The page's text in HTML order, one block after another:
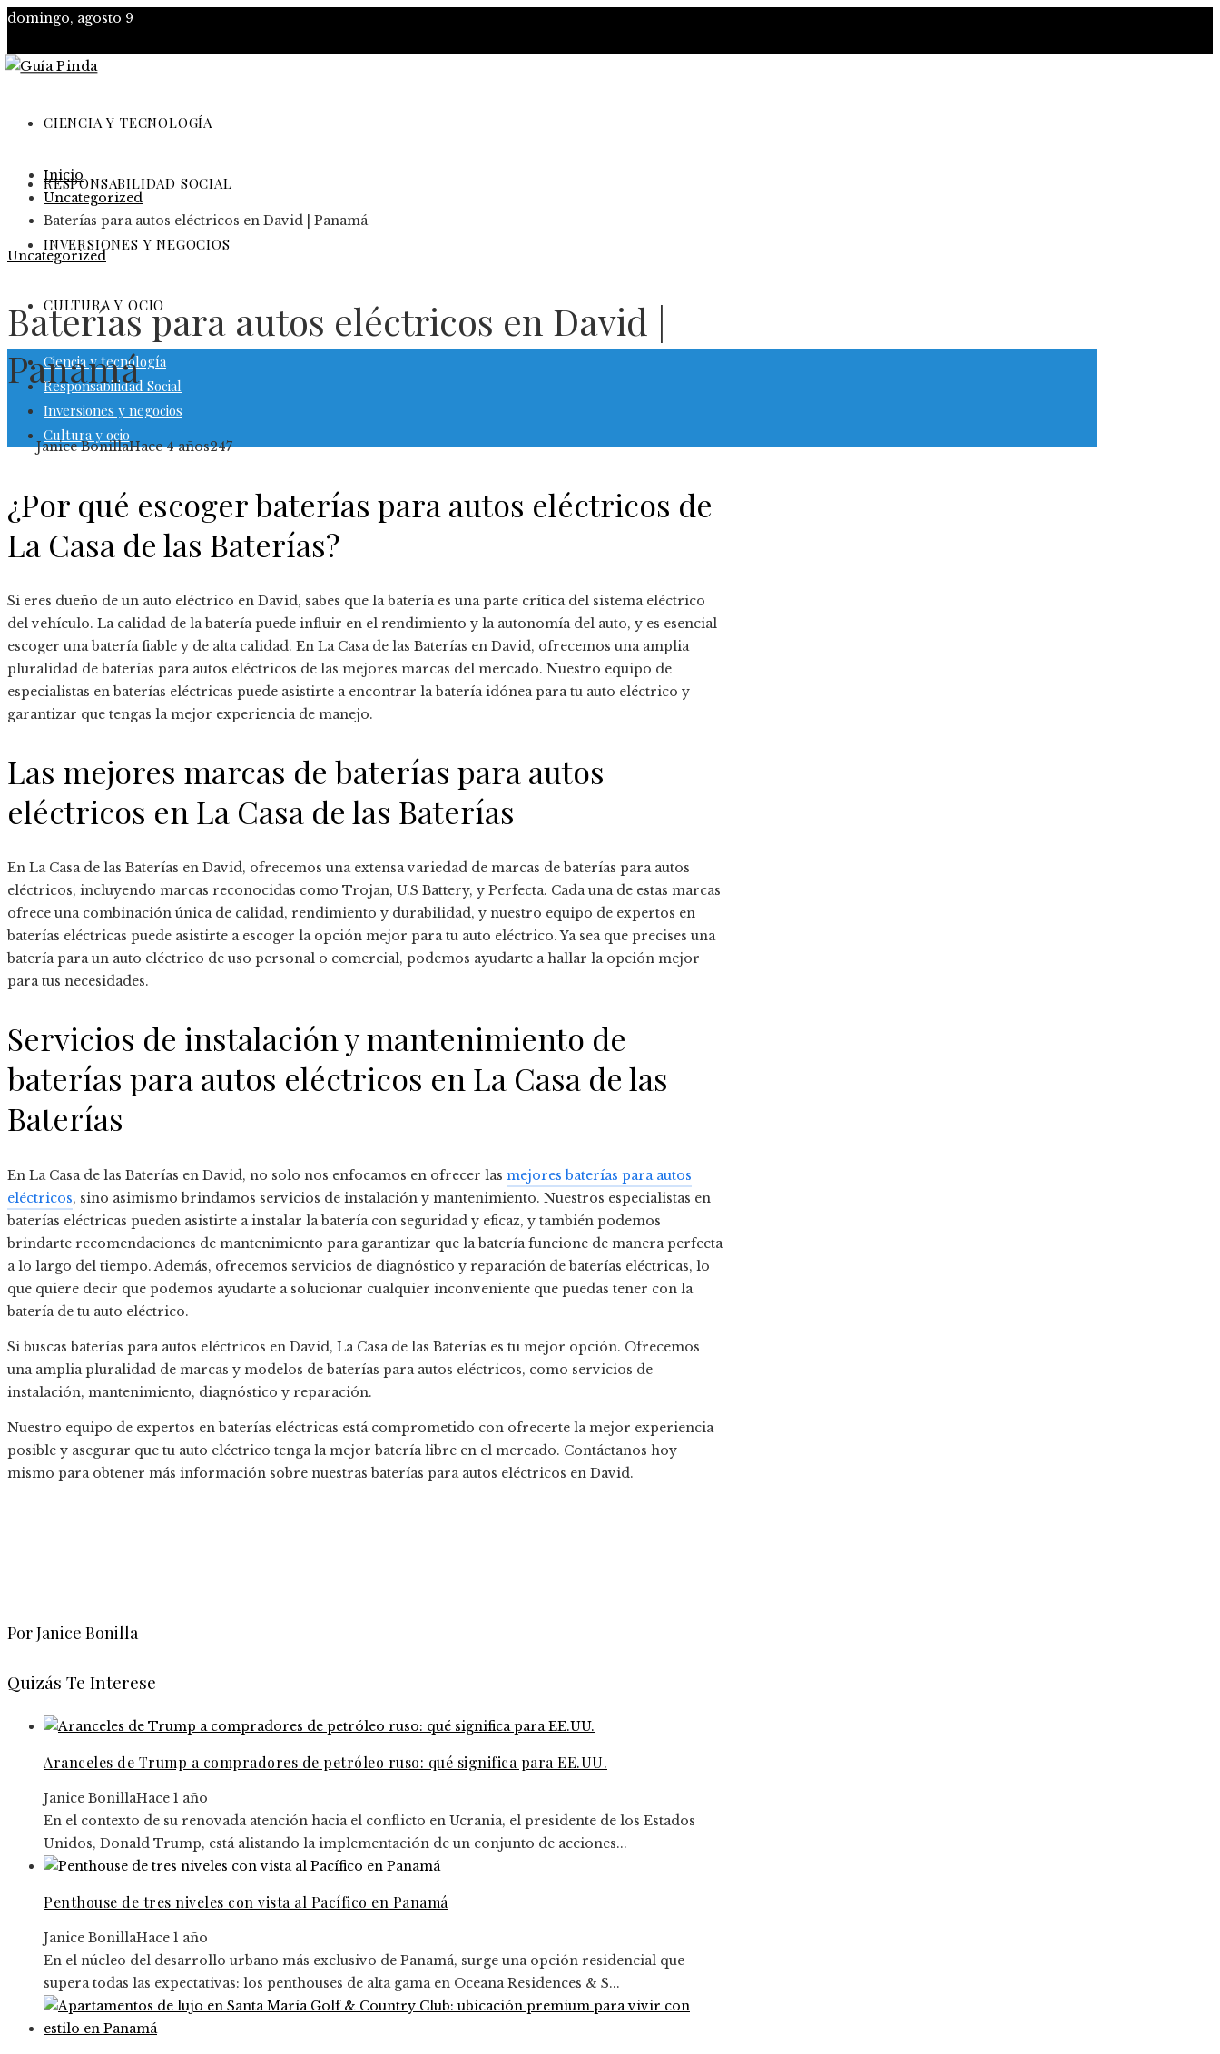
domingo, agosto 9
CIENCIA Y TECNOLOGÍA
RESPONSABILIDAD SOCIAL
INVERSIONES Y NEGOCIOS
CULTURA Y OCIO
Ciencia y tecnología
Responsabilidad Social
Inversiones y negocios
Cultura y ocio
Inicio
Uncategorized
Baterías para autos eléctricos en David | Panamá
Uncategorized
Baterías para autos eléctricos en David |
Panamá
Janice BonillaHace 4 años247
¿Por qué escoger baterías para autos eléctricos de
La Casa de las Baterías?
Si eres dueño de un auto eléctrico en David, sabes que la batería es una parte crítica del sistema eléctrico
del vehículo. La calidad de la batería puede influir en el rendimiento y la autonomía del auto, y es esencial
escoger una batería fiable y de alta calidad. En La Casa de las Baterías en David, ofrecemos una amplia
pluralidad de baterías para autos eléctricos de las mejores marcas del mercado. Nuestro equipo de
especialistas en baterías eléctricas puede asistirte a encontrar la batería idónea para tu auto eléctrico y
garantizar que tengas la mejor experiencia de manejo.
Las mejores marcas de baterías para autos
eléctricos en La Casa de las Baterías
En La Casa de las Baterías en David, ofrecemos una extensa variedad de marcas de baterías para autos
eléctricos, incluyendo marcas reconocidas como Trojan, U.S Battery, y Perfecta. Cada una de estas marcas
ofrece una combinación única de calidad, rendimiento y durabilidad, y nuestro equipo de expertos en
baterías eléctricas puede asistirte a escoger la opción mejor para tu auto eléctrico. Ya sea que precises una
batería para un auto eléctrico de uso personal o comercial, podemos ayudarte a hallar la opción mejor
para tus necesidades.
Servicios de instalación y mantenimiento de
baterías para autos eléctricos en La Casa de las
Baterías
En La Casa de las Baterías en David, no solo nos enfocamos en ofrecer las mejores baterías para autos
eléctricos, sino asimismo brindamos servicios de instalación y mantenimiento. Nuestros especialistas en
baterías eléctricas pueden asistirte a instalar la batería con seguridad y eficaz, y también podemos
brindarte recomendaciones de mantenimiento para garantizar que la batería funcione de manera perfecta
a lo largo del tiempo. Además, ofrecemos servicios de diagnóstico y reparación de baterías eléctricas, lo
que quiere decir que podemos ayudarte a solucionar cualquier inconveniente que puedas tener con la
batería de tu auto eléctrico.
Si buscas baterías para autos eléctricos en David, La Casa de las Baterías es tu mejor opción. Ofrecemos
una amplia pluralidad de marcas y modelos de baterías para autos eléctricos, como servicios de
instalación, mantenimiento, diagnóstico y reparación.
Nuestro equipo de expertos en baterías eléctricas está comprometido con ofrecerte la mejor experiencia
posible y asegurar que tu auto eléctrico tenga la mejor batería libre en el mercado. Contáctanos hoy
mismo para obtener más información sobre nuestras baterías para autos eléctricos en David.
Por Janice Bonilla
Quizás Te Interese
Aranceles de Trump a compradores de petróleo ruso: qué significa para EE.UU.
Janice BonillaHace 1 año
En el contexto de su renovada atención hacia el conflicto en Ucrania, el presidente de los Estados
Unidos, Donald Trump, está alistando la implementación de un conjunto de acciones...
Penthouse de tres niveles con vista al Pacífico en Panamá
Janice BonillaHace 1 año
En el núcleo del desarrollo urbano más exclusivo de Panamá, surge una opción residencial que
supera todas las expectativas: los penthouses de alta gama en Oceana Residences & S...